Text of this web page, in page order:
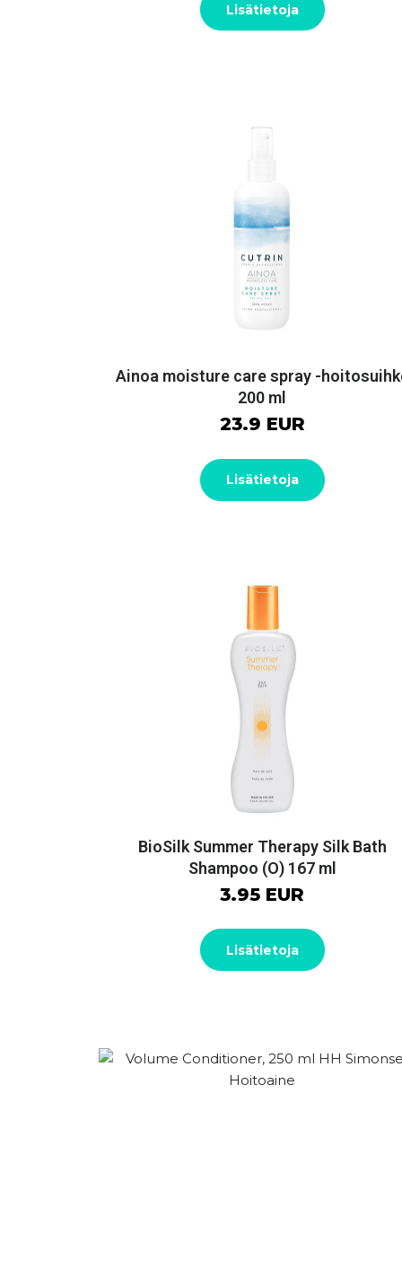
Lisätietoja
Ainoa moisture care spray -
200 ml
23.9 EUR
Lisätietoja
BioSilk Summer Therapy Silk Bath
Shampoo (O) 167 ml
3.95 EUR
Lisätietoja